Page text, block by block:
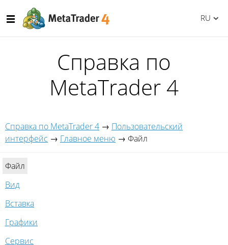
RU
Справка по
MetaTrader 4
Справка по MetaTrader 4 → Пользовательский
интерфейс → Главное меню → Файл
Файл
Вид
Вставка
Графики
Сервис